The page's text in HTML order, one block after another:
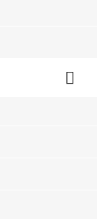
